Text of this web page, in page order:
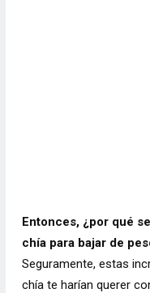
Entonces, ¿por qué
chía para bajar de
Seguramente, estas
chía te harían querer